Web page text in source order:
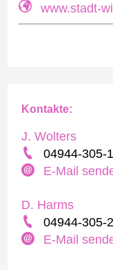
www.stadt-
Kontakte:
J. Wolters
04944-305-
E-Mail
D. Harms
04944-305-
E-Mail